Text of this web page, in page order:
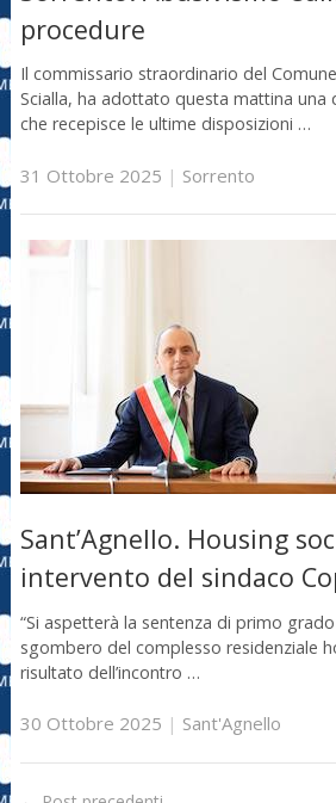
procedure
Il commissario straordinario del
Scialla, ha adottato questa mattina una
che recepisce le ultime disposizioni …
31 Ottobre 2025 | Sorrento
Sant’Agnello. Housing
intervento del sindaco
“Si aspetterà la sentenza di primo grado
sgombero del complesso residenziale
risultato dell’incontro …
30 Ottobre 2025 | Sant'Agnello